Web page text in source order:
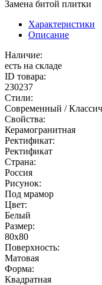
Замена битой плитки
Характеристики
Описание
Наличие:
есть на складе
ID товара:
230237
Стили:
Современный /
Свойства:
Керамогранитная
Ректификат:
Ректификат
Страна:
Россия
Рисунок:
Под мрамор
Цвет:
Белый
Размер:
80x80
Поверхность:
Матовая
Форма:
Квадратная